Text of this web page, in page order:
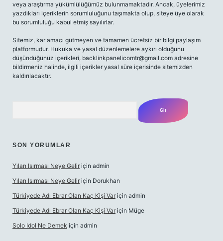
veya araştırma yükümlülüğümüz bulunmamaktadır. Ancak, üyelerimiz
yazdıkları içeriklerin sorumluluğunu taşımakta olup, siteye üye olarak
bu sorumluluğu kabul etmiş sayılırlar.
Sitemiz, kar amacı gütmeyen ve tamamen ücretsiz bir bilgi paylaşım
platformudur. Hukuka ve yasal düzenlemelere aykırı olduğunu
düşündüğünüz içerikleri, backlinkpanelicomtr@gmail.com adresine
bildirmeniz halinde, ilgili içerikler yasal süre içerisinde sitemizden
kaldırılacaktır.
SON YORUMLAR
Yılan Isırması Neye Gelir için admin
Yılan Isırması Neye Gelir için Dorukhan
Türkiyede Adı Ebrar Olan Kaç Kişi Var için admin
Türkiyede Adı Ebrar Olan Kaç Kişi Var için Müge
Solo Idol Ne Demek için admin